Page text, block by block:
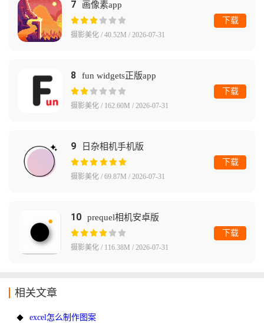
7 画像素app
摄影美化 / 40.52M / 2026-07-31
下载
8 fun widgets正版app
摄影美化 / 162.60M / 2026-07-31
下载
9 日杂相机手机版
摄影美化 / 69.87M / 2026-07-31
下载
10 prequel相机安卓版
摄影美化 / 116.38M / 2026-07-31
下载
相关文章
excel怎么制作图案